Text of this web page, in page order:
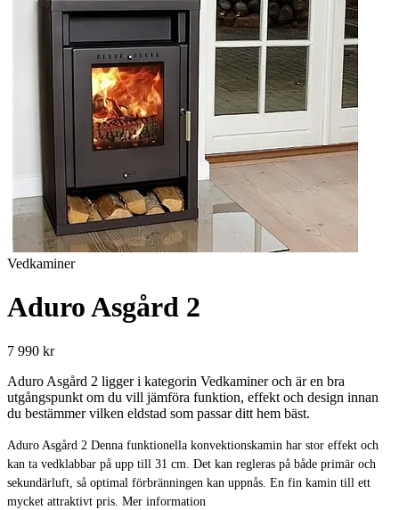
Vedkaminer
Aduro Asgård 2
7 990 kr
Aduro Asgård 2 ligger i kategorin Vedkaminer och är en bra
utgångspunkt om du vill jämföra funktion, effekt och design innan
du bestämmer vilken eldstad som passar ditt hem bäst.
Aduro Asgård 2 Denna funktionella konvektionskamin har stor effekt och
kan ta vedklabbar på upp till 31 cm. Det kan regleras på både primär och
sekundärluft, så optimal förbränningen kan uppnås. En fin kamin till ett
mycket attraktivt pris. Mer information